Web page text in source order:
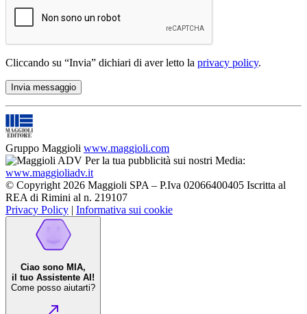
Cliccando su “Invia” dichiari di aver letto la privacy policy.
Gruppo Maggioli www.maggioli.com
Per la tua pubblicità sui nostri Media:
www.maggioliadv.it
© Copyright 2026 Maggioli SPA – P.Iva 02066400405 Iscritta al
REA di Rimini al n. 219107
Privacy Policy | Informativa sui cookie
Ciao sono MIA,
il tuo Assistente AI!
Come posso aiutarti?